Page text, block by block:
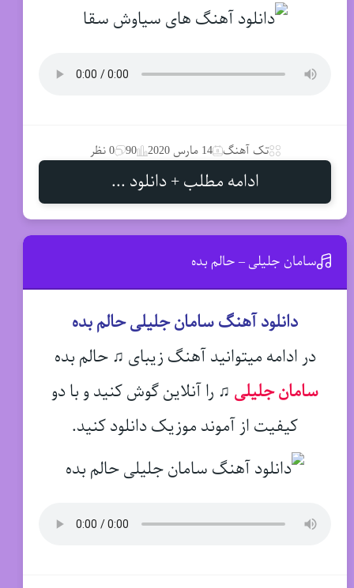
تک آهنگ 14 مارس 2020 90 0 نظر
ادامه مطلب + دانلود ...
سامان جلیلی – حالم بده
دانلود آهنگ سامان جلیلی حالم بده
در ادامه میتوانید آهنگ زیبای ♫ حالم بده
سامان جلیلی ♫ را آنلاین گوش کنید و با دو
کیفیت از آموند موزیک دانلود کنید.